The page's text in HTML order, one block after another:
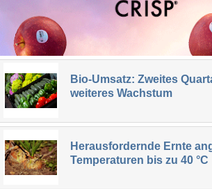
Bio-Umsatz: Zweites
weiteres Wachstum
Herausfordernde Ernte
Temperaturen bis zu 40 °C